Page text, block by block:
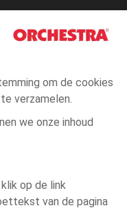
om de cookies
verzamelen.
we onze inhoud
op de link
van de pagina
1